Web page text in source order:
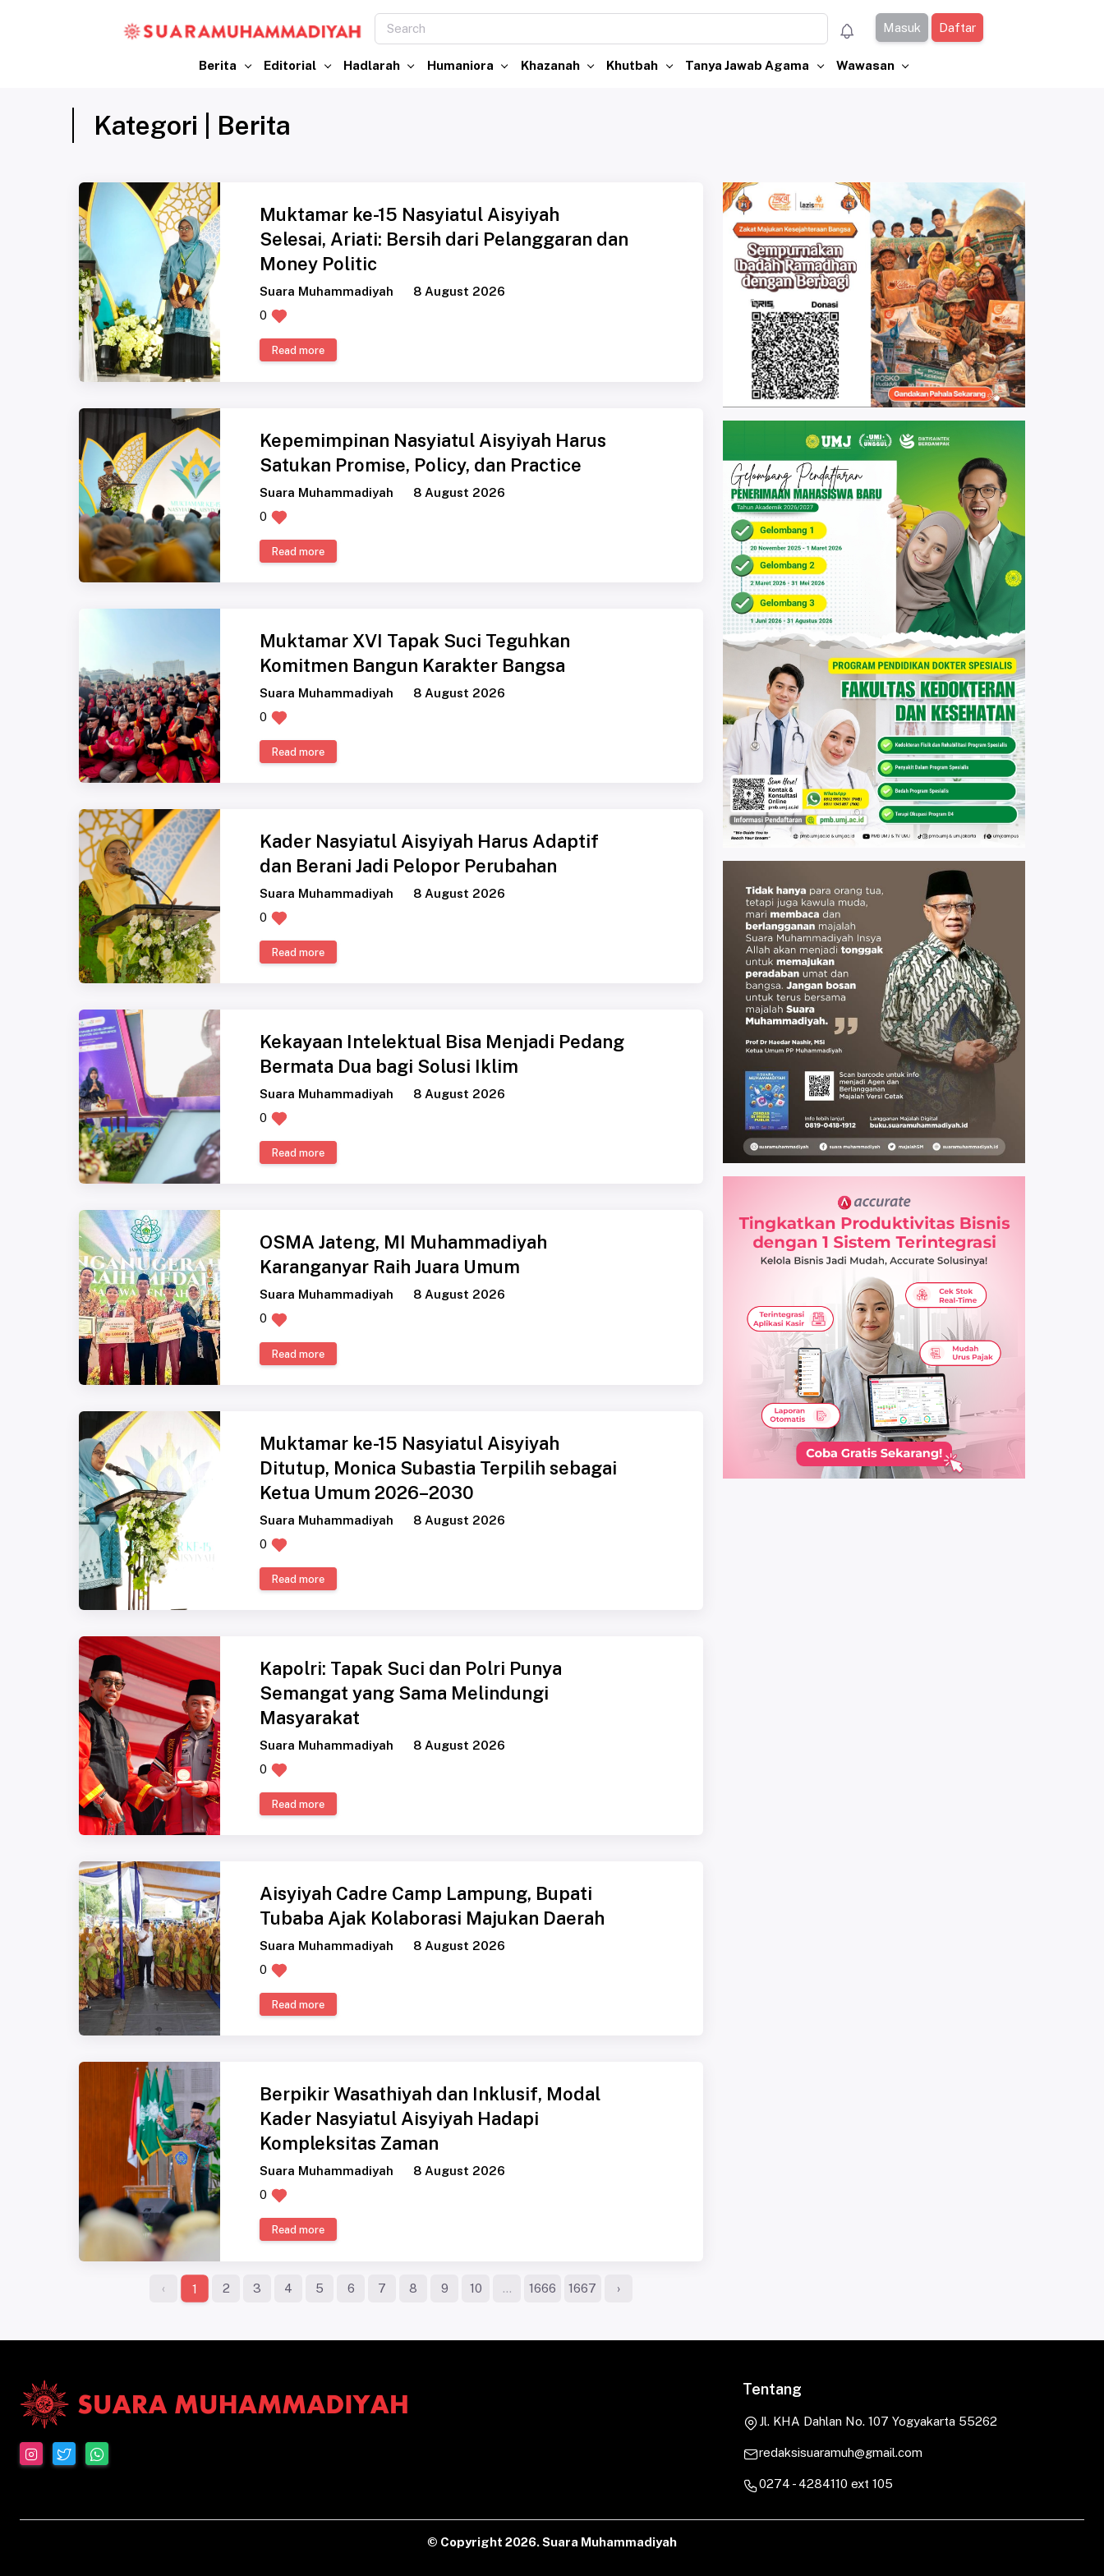
Masuk Daftar
Berita Editorial Hadlarah Humaniora Khazanah Khutbah Tanya Jawab Agama Wawasan
Kategori | Berita
Muktamar ke-15 Nasyiatul Aisyiyah
Selesai, Ariati: Bersih dari Pelanggaran dan
Money Politic
Suara Muhammadiyah
8 August 2026
0
Read more
Kepemimpinan Nasyiatul Aisyiyah Harus
Satukan Promise, Policy, dan Practice
Suara Muhammadiyah
8 August 2026
0
Read more
Muktamar XVI Tapak Suci Teguhkan
Komitmen Bangun Karakter Bangsa
Suara Muhammadiyah
8 August 2026
0
Read more
Kader Nasyiatul Aisyiyah Harus Adaptif
dan Berani Jadi Pelopor Perubahan
Suara Muhammadiyah
8 August 2026
0
Read more
Kekayaan Intelektual Bisa Menjadi Pedang
Bermata Dua bagi Solusi Iklim
Suara Muhammadiyah
8 August 2026
0
Read more
OSMA Jateng, MI Muhammadiyah
Karanganyar Raih Juara Umum
Suara Muhammadiyah
8 August 2026
0
Read more
Muktamar ke-15 Nasyiatul Aisyiyah
Ditutup, Monica Subastia Terpilih sebagai
Ketua Umum 2026–2030
Suara Muhammadiyah
8 August 2026
0
Read more
Kapolri: Tapak Suci dan Polri Punya
Semangat yang Sama Melindungi
Masyarakat
Suara Muhammadiyah
8 August 2026
0
Read more
Aisyiyah Cadre Camp Lampung, Bupati
Tubaba Ajak Kolaborasi Majukan Daerah
Suara Muhammadiyah
8 August 2026
0
Read more
Berpikir Wasathiyah dan Inklusif, Modal
Kader Nasyiatul Aisyiyah Hadapi
Kompleksitas Zaman
Suara Muhammadiyah
8 August 2026
0
Read more
‹ 1 2 3 4 5 6 7 8 9 10 ... 1666 1667 ›
Tentang
Jl. KHA Dahlan No. 107 Yogyakarta 55262
redaksisuaramuh@gmail.com
0274 - 4284110 ext 105
© Copyright 2026. Suara Muhammadiyah